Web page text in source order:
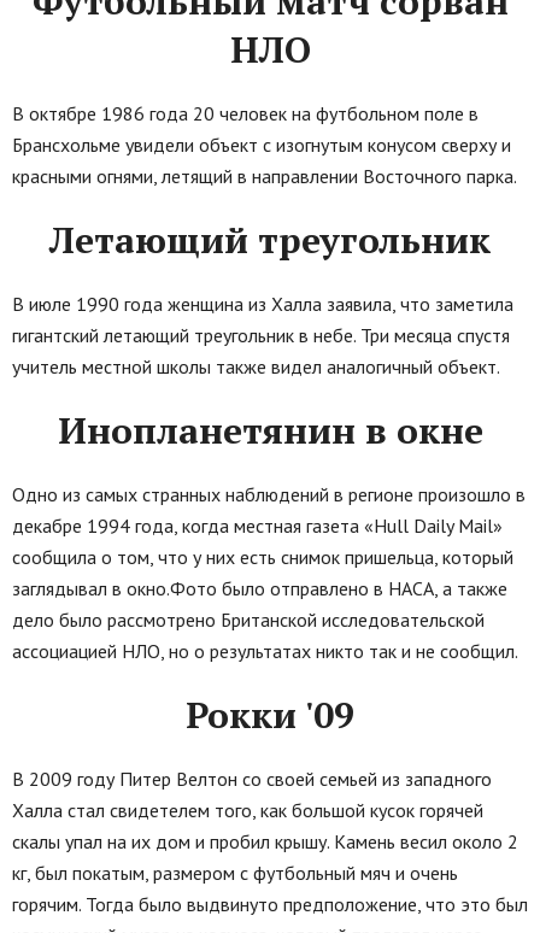
НЛО
В октябре 1986 года 20 человек на футбольном поле в
Брансхольме увидели объект с изогнутым конусом сверху и
красными огнями, летящий в направлении Восточного парка.
Летающий треугольник
В июле 1990 года женщина из Халла заявила, что заметила
гигантский летающий треугольник в небе. Три месяца спустя
учитель местной школы также видел аналогичный объект.
Инопланетянин в окне
Одно из самых странных наблюдений в регионе произошло в
декабре 1994 года, когда местная газета «Hull Daily Mail»
сообщила о том, что у них есть снимок пришельца, который
заглядывал в окно.Фото было отправлено в НАСА, а также
дело было рассмотрено Британской исследовательской
ассоциацией НЛО, но о результатах никто так и не сообщил.
Рокки '09
В 2009 году Питер Велтон со своей семьей из западного
Халла стал свидетелем того, как большой кусок горячей
скалы упал на их дом и пробил крышу. Камень весил около 2
кг, был покатым, размером с футбольный мяч и очень
горячим. Тогда было выдвинуто предположение, что это был